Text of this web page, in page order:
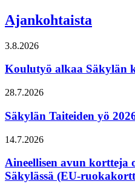
Ajankohtaista
3.8.2026
Koulutyö alkaa Säkylän
28.7.2026
Säkylän Taiteiden yö
14.7.2026
Aineellisen avun kortteja
Säkylässä (EU-